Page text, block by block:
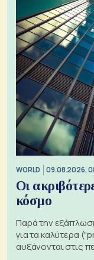
WORLD 09.08.2026,
Οι
κόσμο
Παρά την
για τα καλύτερα
αυξάνονται στις